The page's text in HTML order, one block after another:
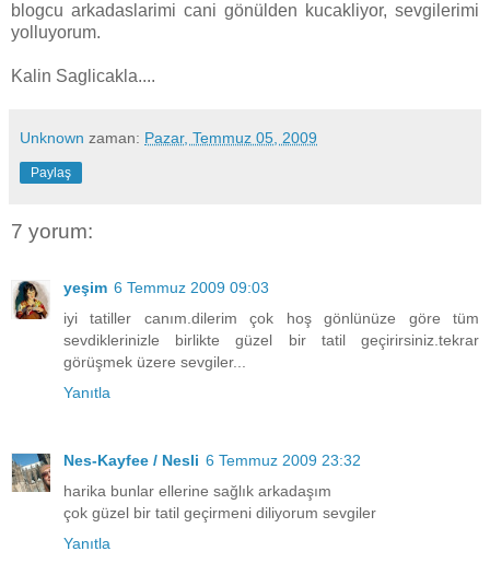
blogcu arkadaslarimi cani gönülden kucakliyor, sevgilerimi
yolluyorum.
Kalin Saglicakla....
Unknown zaman: Pazar, Temmuz 05, 2009
Paylaş
7 yorum:
yeşim 6 Temmuz 2009 09:03
iyi tatiller canım.dilerim çok hoş gönlünüze göre tüm
sevdiklerinizle birlikte güzel bir tatil geçirirsiniz.tekrar
görüşmek üzere sevgiler...
Yanıtla
Nes-Kayfee / Nesli 6 Temmuz 2009 23:32
harika bunlar ellerine sağlık arkadaşım
çok güzel bir tatil geçirmeni diliyorum sevgiler
Yanıtla